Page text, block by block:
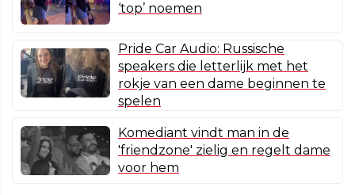
‘top’ noemen
Pride Car Audio: Russische
speakers die letterlijk met het
rokje van een dame beginnen te
spelen
Komediant vindt man in de
'friendzone' zielig en regelt dame
voor hem